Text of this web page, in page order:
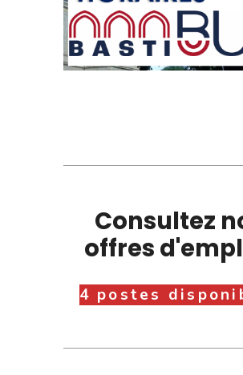
Consultez
offres
4 postes